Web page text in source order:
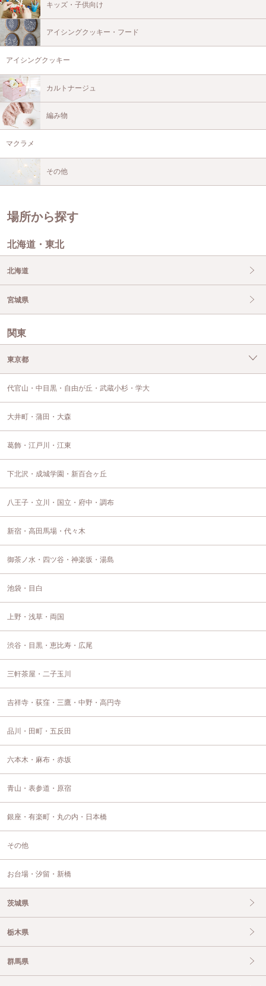
キッズ・子供向け
アイシングクッキー・フード
アイシングクッキー
カルトナージュ
編み物
マクラメ
その他
場所から探す
北海道・東北
北海道
宮城県
関東
東京都
代官山・中目黒・自由が丘・武蔵小杉・学大
大井町・蒲田・大森
葛飾・江戸川・江東
下北沢・成城学園・新百合ヶ丘
八王子・立川・国立・府中・調布
新宿・高田馬場・代々木
御茶ノ水・四ツ谷・神楽坂・湯島
池袋・目白
上野・浅草・両国
渋谷・目黒・恵比寿・広尾
三軒茶屋・二子玉川
吉祥寺・荻窪・三鷹・中野・高円寺
品川・田町・五反田
六本木・麻布・赤坂
青山・表参道・原宿
銀座・有楽町・丸の内・日本橋
その他
お台場・汐留・新橋
茨城県
栃木県
群馬県